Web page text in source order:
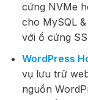
cứng NVMe
cho MySQL
với ổ cứng
WordPress
vụ lưu trữ
nguồn